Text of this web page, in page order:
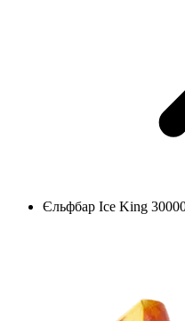
Єльфбар Ice King